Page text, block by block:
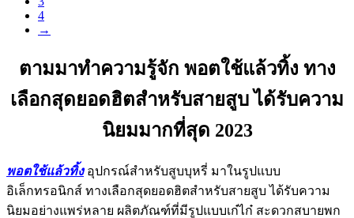
4
→
ตามมาทำความรู้จัก พอตใช้แล้วทิ้ง ทาง
เลือกสุดยอดฮิตสำหรับสายสูบ ได้รับความ
นิยมมากที่สุด 2023
พอตใช้แล้วทิ้งอุปกรณ์สำหรับสูบบุหรี่ มาในรูปแบบ
อิเล็กทรอนิกส์ ทางเลือกสุดยอดฮิตสำหรับสายสูบ ได้รับความ
นิยมอย่างแพร่หลาย ผลิตภัณฑ์ที่มีรูปแบบเก๋ไก๋ สะดวกสบายพก